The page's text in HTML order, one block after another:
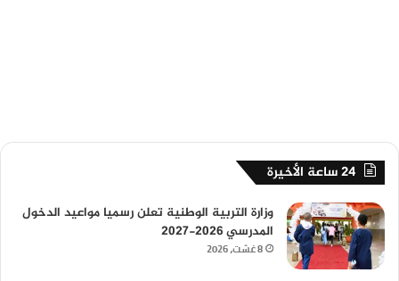
24 ساعة الأخيرة
وزارة التربية الوطنية تعلن رسميا مواعيد الدخول
المدرسي 2026-2027
8 غشت، 2026